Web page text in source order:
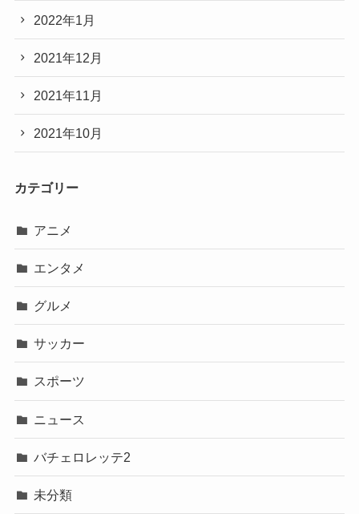
2022年1月
2021年12月
2021年11月
2021年10月
カテゴリー
アニメ
エンタメ
グルメ
サッカー
スポーツ
ニュース
バチェロレッテ2
未分類